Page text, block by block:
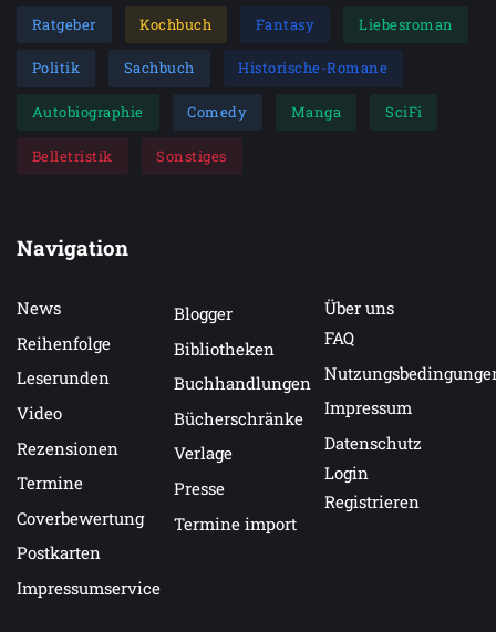
Ratgeber Kochbuch Fantasy Liebesroman
Politik Sachbuch Historische-Romane
Autobiographie Comedy Manga SciFi
Belletristik Sonstiges
Navigation
News
Reihenfolge
Leserunden
Video
Rezensionen
Termine
Coverbewertung
Postkarten
Impressumservice
Blogger
Bibliotheken
Buchhandlungen
Bücherschränke
Verlage
Presse
Termine import
Über uns
FAQ
Impressum
Datenschutz
Login
Registrieren